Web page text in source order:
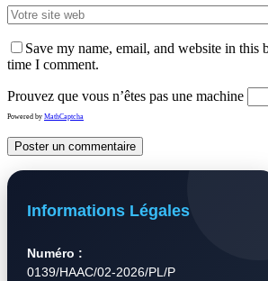
Save my name, email, and website in this
time I comment.
Prouvez que vous n’êtes pas une machine
Powered by MathCaptcha
Informations Légales
Numéro :
0139/HAAC/02-2026/PL/P